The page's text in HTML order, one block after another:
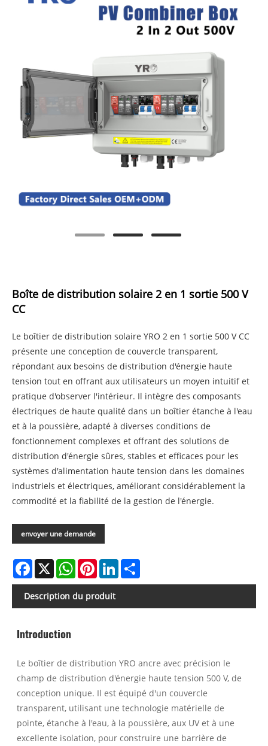
Boîte de distribution solaire 2 en 1 sortie 500 V
CC
Le boîtier de distribution solaire YRO 2 en 1 sortie 500 V CC
présente une conception de couvercle transparent,
répondant aux besoins de distribution d'énergie haute
tension tout en offrant aux utilisateurs un moyen intuitif et
pratique d'observer l'intérieur. Il intègre des composants
électriques de haute qualité dans un boîtier étanche à l'eau
et à la poussière, adapté à diverses conditions de
fonctionnement complexes et offrant des solutions de
distribution d'énergie sûres, stables et efficaces pour les
systèmes d'alimentation haute tension dans les domaines
industriels et électriques, améliorant considérablement la
commodité et la fiabilité de la gestion de l'énergie.
envoyer une demande
Facebook
X WhatsAppPinterestLinkedIn
Description du produit
Introduction
Le boîtier de distribution YRO ancre avec précision le
champ de distribution d'énergie haute tension 500 V, de
conception unique. Il est équipé d'un couvercle
transparent, utilisant une technologie matérielle de
pointe, étanche à l'eau, à la poussière, aux UV et à une
excellente isolation, pour construire une barrière de